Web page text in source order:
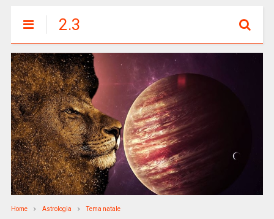
2.3
Home Astrologia Tema natale